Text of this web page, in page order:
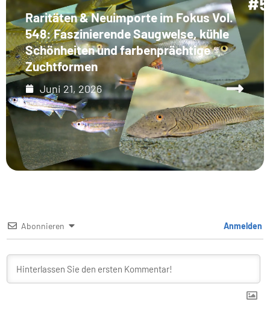
Raritäten & Neuimporte im Fokus Vol.
548: Faszinierende Saugwelse, kühle
Schönheiten und farbenprächtige
Zuchtformen
Juni 21, 2026
Abonnieren Anmelden